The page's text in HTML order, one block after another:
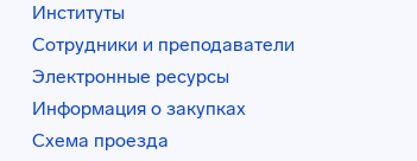
Институты
Сотрудники и преподаватели
Электронные ресурсы
Информация о закупках
Схема проезда